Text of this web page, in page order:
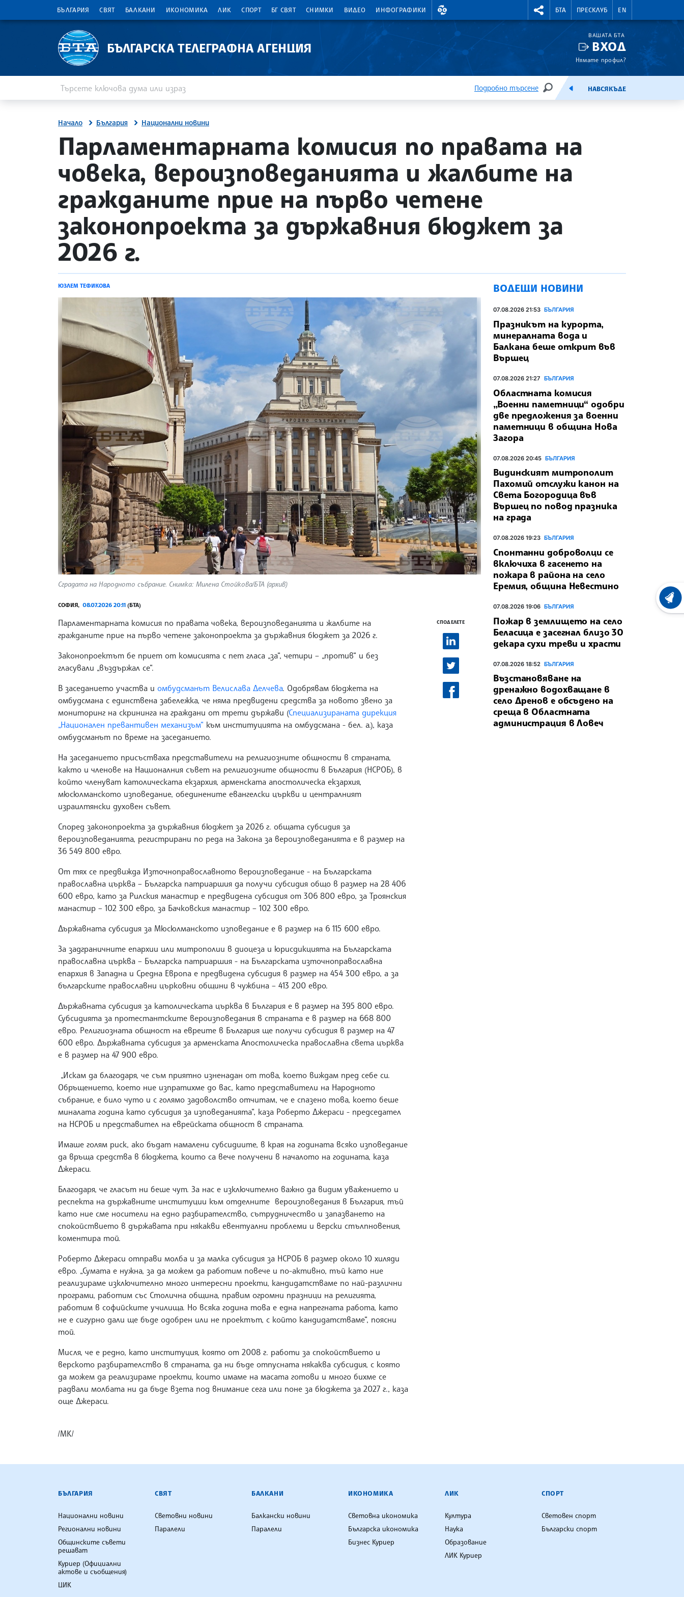
БЪЛГАРИЯ СВЯТ БАЛКАНИ ИКОНОМИКА ЛИК СПОРТ БГ СВЯТ СНИМКИ ВИДЕО ИНФОГРАФИКИ
ВАЛУТНИ КУРСОВЕ RIGHTMENU.SOCIAL
БТА ПРЕСКЛУБ EN
БЪЛГАРСКА ТЕЛЕГРАФНА АГЕНЦИЯ
ВАШАТА БТА
ВХОД
Нямате профил?
Подробно търсене
ТЪРСЕНЕЕМИСИЯНАВСЯКЪДЕ
Начало България Национални новини
site.bta
Парламентарната комисия по правата на
човека, вероизповеданията и жалбите на
гражданите прие на първо четене
законопроекта за държавния бюджет за
2026 г.
ЮЗЛЕМ ТЕФИКОВА
Сградата на Народното събрание. Снимка: Милена Стойкова/БТА (архив)
СОФИЯ, 08.07.2026 20:11 (БТА)
Парламентарната комисия по правата човека, вероизповеданията и жалбите на
гражданите прие на първо четене законопроекта за държавния бюджет за 2026 г.
Законопроектът бе приет от комисията с пет гласа „за“, четири – „против“ и без
гласували „въздържал се“.
В заседанието участва и омбудсманът Велислава Делчева. Одобрявам бюджета на
омбудсмана с единствена забележка, че няма предвидени средства за новото звено за
мониторинг на скрининга на граждани от трети държави (Специализираната дирекция
„Национален превантивен механизъм“ към институцията на омбудсмана - бел. а.), каза
омбудсманът по време на заседанието.
На заседанието присъстваха представители на религиозните общности в страната,
както и членове на Националния съвет на религиозните общности в България (НСРОБ), в
който членуват католическата екзархия, арменската апостолическа екзархия,
мюсюлманското изповедание, обединените евангелски църкви и централният
израилтянски духовен съвет.
Според законопроекта за държавния бюджет за 2026 г. общата субсидия за
вероизповеданията, регистрирани по реда на Закона за вероизповеданията е в размер на
36 549 800 евро.
От тях се предвижда Източноправославното вероизповедание - на Българската
православна църква – Българска патриаршия да получи субсидия общо в размер на 28 406
600 евро, като за Рилския манастир е предвидена субсидия от 306 800 евро, за Троянския
манастир – 102 300 евро, за Бачковския манастир – 102 300 евро.
Държавната субсидия за Мюсюлманското изповедание е в размер на 6 115 600 евро.
За задграничните епархии или митрополии в диоцеза и юрисдикцията на Българската
православна църква – Българска патриаршия - на Българската източноправославна
епархия в Западна и Средна Европа е предвидена субсидия в размер на 454 300 евро, а за
българските православни църковни общини в чужбина – 413 200 евро.
Държавната субсидия за католическата църква в България е в размер на 395 800 евро.
Субсидията за протестантските вероизповедания в страната е в размер на 668 800
евро. Религиозната общност на евреите в България ще получи субсидия в размер на 47
600 евро. Държавната субсидия за арменската Апостолическа православна света църква
е в размер на 47 900 евро.
„Искам да благодаря, че съм приятно изненадан от това, което виждам пред себе си.
Обръщението, което ние изпратихме до вас, като представители на Народното
събрание, е било чуто и с голямо задоволство отчитам, че е спазено това, което беше
миналата година като субсидия за изповеданията“, каза Роберто Джераси - председател
на НСРОБ и представител на еврейската общност в страната.
Имаше голям риск, ако бъдат намалени субсидиите, в края на годината всяко изповедание
да връща средства в бюджета, които са вече получени в началото на годината, каза
Джераси.
Благодаря, че гласът ни беше чут. За нас е изключително важно да видим уважението и
респекта на държавните институции към отделните вероизповедания в България, тъй
като ние сме носители на едно разбирателство, сътрудничество и запазването на
спокойствието в държавата при някакви евентуални проблеми и верски стълпновения,
коментира той.
Роберто Джераси отправи молба и за малка субсидия за НСРОБ в размер около 10 хиляди
евро. „Сумата е нужна, за да можем да работим повече и по-активно, тъй като ние
реализираме изключително много интересни проекти, кандидатстваме по най-различни
програми, работим със Столична община, правим огромни празници на религията,
работим в софийските училища. Но всяка година това е една напрегната работа, като
не е сигурно дали ще бъде одобрен или не проектът, с който кандидатстваме“, поясни
той.
Мисля, че е редно, като институция, която от 2008 г. работи за спокойствието и
верското разбирателство в страната, да ни бъде отпусната някаква субсидия, с която
да можем да реализираме проекти, които имаме на масата готови и много бихме се
радвали молбата ни да бъде взета под внимание сега или поне за бюджета за 2027 г., каза
още Джераси.
/МК/
СПОДЕЛЕТЕ
ВОДЕЩИ НОВИНИ
07.08.2026 21:53 БЪЛГАРИЯ
Празникът на курорта,
минералната вода и
Балкана беше открит във
Вършец
07.08.2026 21:27 БЪЛГАРИЯ
Областната комисия
„Военни паметници“ одобри
две предложения за военни
паметници в община Нова
Загора
07.08.2026 20:45 БЪЛГАРИЯ
Видинският митрополит
Пахомий отслужи канон на
Света Богородица във
Вършец по повод празника
на града
07.08.2026 19:23 БЪЛГАРИЯ
Спонтанни доброволци се
включиха в гасенето на
пожара в района на село
Еремия, община Невестино
07.08.2026 19:06 БЪЛГАРИЯ
Пожар в землището на село
Беласица е засегнал близо 30
декара сухи треви и храсти
07.08.2026 18:52 БЪЛГАРИЯ
Възстановяване на
дренажно водохващане в
село Дренов е обсъдено на
среща в Областната
администрация в Ловеч
БЪЛГАРСКА ТЕЛЕГРАФНА АГЕНЦИЯ
БЪЛГАРИЯ
Национални новини
Регионални новини
Общинските съвети
решават
Куриер (Официални
актове и съобщения)
ЦИК
СВЯТ
Световни новини
Паралели
БАЛКАНИ
Балкански новини
Паралели
ИКОНОМИКА
Световна икономика
Българска икономика
Бизнес Куриер
ЛИК
Култура
Наука
Образование
ЛИК Куриер
СПОРТ
Световен спорт
Български спорт